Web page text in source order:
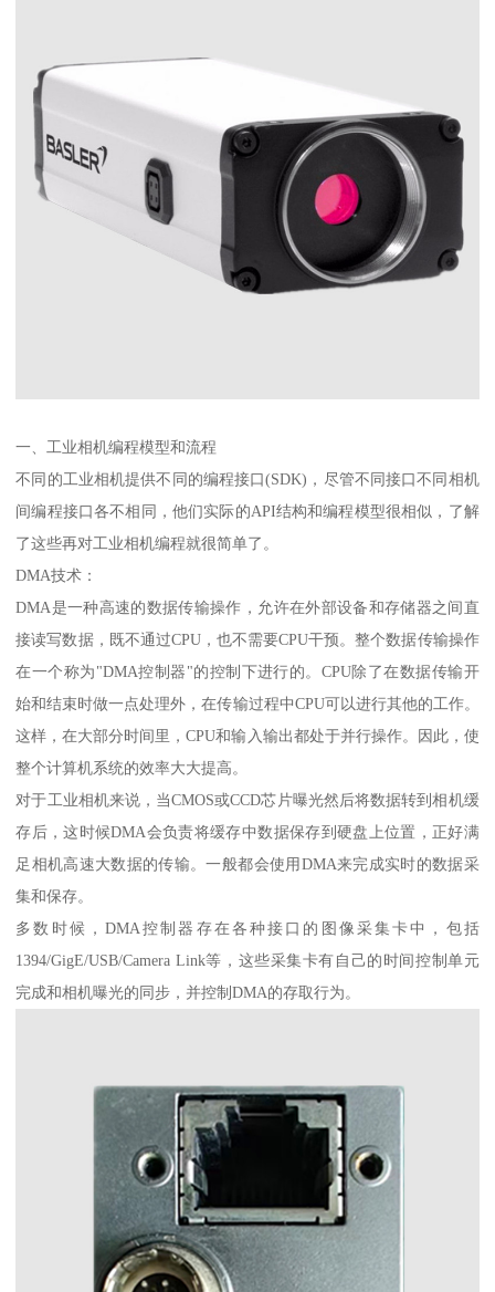
一、工业相机编程模型和流程
不同的工业相机提供不同的编程接口(SDK)，尽管不同接口不同相机
间编程接口各不相同，他们实际的API结构和编程模型很相似，了解
了这些再对工业相机编程就很简单了。
DMA技术：
DMA是一种高速的数据传输操作，允许在外部设备和存储器之间直
接读写数据，既不通过CPU，也不需要CPU干预。整个数据传输操作
在一个称为"DMA控制器"的控制下进行的。CPU除了在数据传输开
始和结束时做一点处理外，在传输过程中CPU可以进行其他的工作。
这样，在大部分时间里，CPU和输入输出都处于并行操作。因此，使
整个计算机系统的效率大大提高。
对于工业相机来说，当CMOS或CCD芯片曝光然后将数据转到相机缓
存后，这时候DMA会负责将缓存中数据保存到硬盘上位置，正好满
足相机高速大数据的传输。一般都会使用DMA来完成实时的数据采
集和保存。
多数时候，DMA控制器存在各种接口的图像采集卡中，包括
1394/GigE/USB/Camera Link等，这些采集卡有自己的时间控制单元
完成和相机曝光的同步，并控制DMA的存取行为。